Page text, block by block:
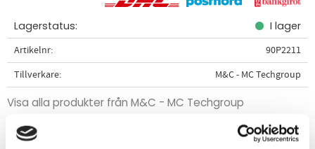
Lagerstatus I lager
Artikelnr
90P2211
Tillverkare
M&C - MC Techgroup
Visa alla produkter från M&C - MC Techgroup